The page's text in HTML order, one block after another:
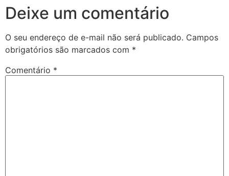
Deixe um comentário
O seu endereço de e-mail não será publicado. Campos
obrigatórios são marcados com *
Comentário *